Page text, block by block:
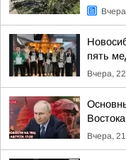
пять
Вчера,
Вчера,